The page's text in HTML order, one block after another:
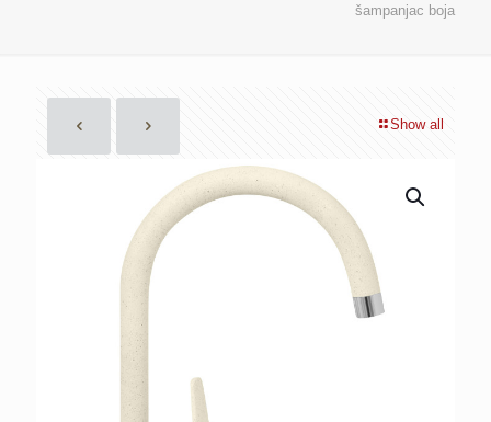
šampanjac boja
Show all